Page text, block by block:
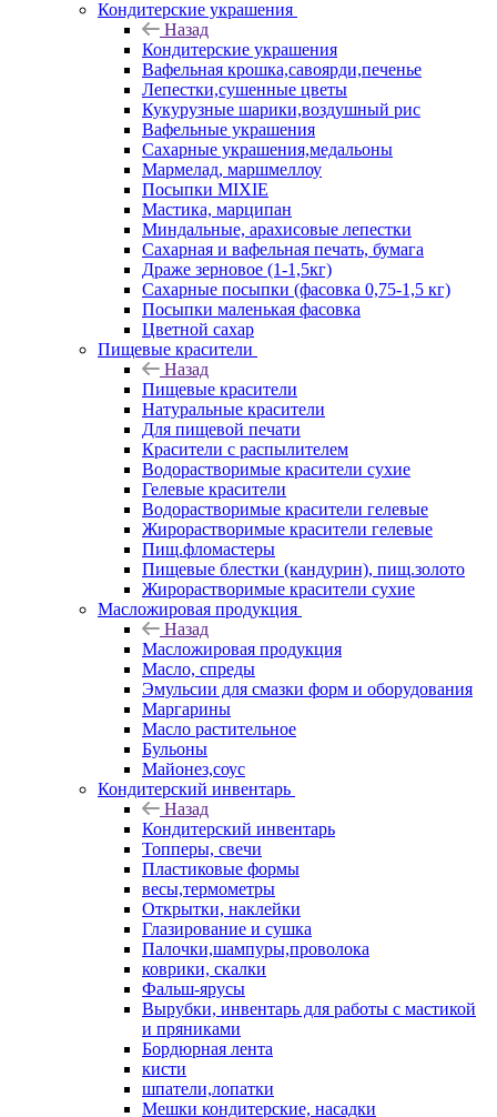
Кондитерские украшения
Назад
Кондитерские украшения
Вафельная крошка,савоярди,печенье
Лепестки,сушенные цветы
Кукурузные шарики,воздушный рис
Вафельные украшения
Сахарные украшения,медальоны
Мармелад, маршмеллоу
Посыпки MIXIE
Мастика, марципан
Миндальные, арахисовые лепестки
Сахарная и вафельная печать, бумага
Драже зерновое (1-1,5кг)
Сахарные посыпки (фасовка 0,75-1,5 кг)
Посыпки маленькая фасовка
Цветной сахар
Пищевые красители
Назад
Пищевые красители
Натуральные красители
Для пищевой печати
Красители с распылителем
Водорастворимые красители сухие
Гелевые красители
Водорастворимые красители гелевые
Жирорастворимые красители гелевые
Пищ.фломастеры
Пищевые блестки (кандурин), пищ.золото
Жирорастворимые красители сухие
Масложировая продукция
Назад
Масложировая продукция
Масло, спреды
Эмульсии для смазки форм и оборудования
Маргарины
Масло растительное
Бульоны
Майонез,соус
Кондитерский инвентарь
Назад
Кондитерский инвентарь
Топперы, свечи
Пластиковые формы
весы,термометры
Открытки, наклейки
Глазирование и сушка
Палочки,шампуры,проволока
коврики, скалки
Фальш-ярусы
Вырубки, инвентарь для работы с мастикой
и пряниками
Бордюрная лента
кисти
шпатели,лопатки
Мешки кондитерские, насадки